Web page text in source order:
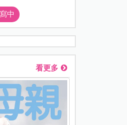
中
看更多